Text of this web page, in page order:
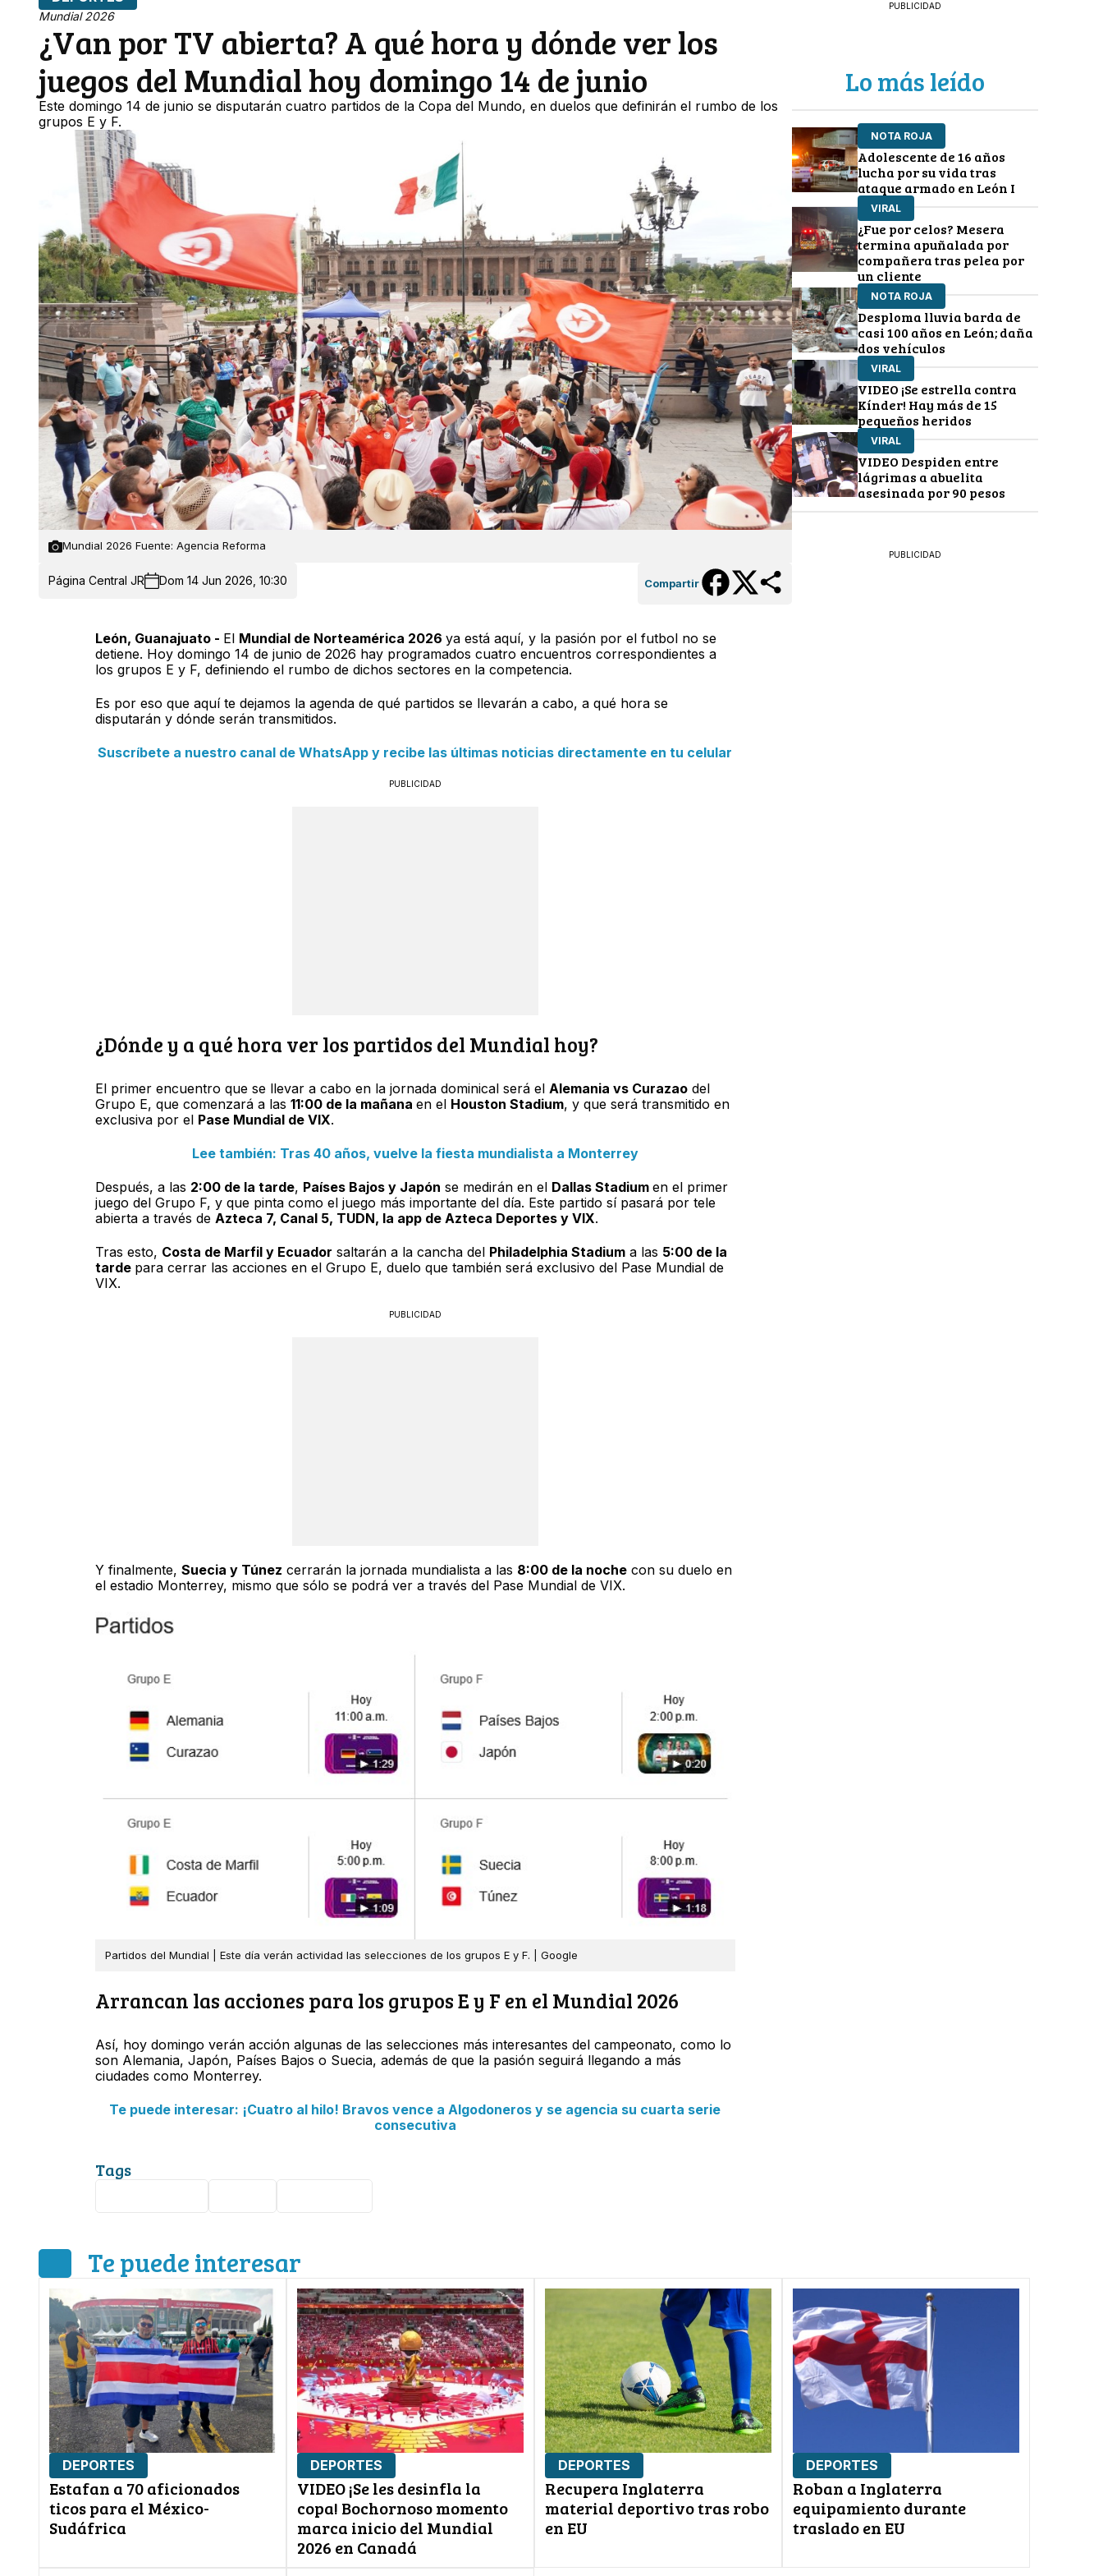
Mundial 2026
¿Van por TV abierta? A qué hora y dónde ver los
juegos del Mundial hoy domingo 14 de junio
Este domingo 14 de junio se disputarán cuatro partidos de la Copa del Mundo, en duelos que definirán el rumbo de los
grupos E y F.
Mundial 2026 Fuente: Agencia Reforma
Página Central JR Dom 14 Jun 2026, 10:30 Compartir
León, Guanajuato - El Mundial de Norteamérica 2026 ya está aquí, y la pasión por el futbol no se
detiene. Hoy domingo 14 de junio de 2026 hay programados cuatro encuentros correspondientes a
los grupos E y F, definiendo el rumbo de dichos sectores en la competencia.
Es por eso que aquí te dejamos la agenda de qué partidos se llevarán a cabo, a qué hora se
disputarán y dónde serán transmitidos.
Suscríbete a nuestro canal de WhatsApp y recibe las últimas noticias directamente en tu celular
PUBLICIDAD
¿Dónde y a qué hora ver los partidos del Mundial hoy?
El primer encuentro que se llevar a cabo en la jornada dominical será el Alemania vs Curazaodel
Grupo E, que comenzará a las 11:00 de la mañana en el Houston Stadium, y que será transmitido en
exclusiva por el Pase Mundial de VIX.
Lee también: Tras 40 años, vuelve la fiesta mundialista a Monterrey
Después, a las 2:00 de la tarde, Países Bajos y Japón se medirán en el Dallas Stadium en el primer
juego del Grupo F, y que pinta como el juego más importante del día. Este partido sí pasará por tele
abierta a través de Azteca 7, Canal 5, TUDN, la app de Azteca Deportes y VIX.
Tras esto, Costa de Marfil y Ecuador saltarán a la cancha del Philadelphia Stadiuma las 5:00 de la
tarde para cerrar las acciones en el Grupo E, duelo que también será exclusivo del Pase Mundial de
VIX.
PUBLICIDAD
Y finalmente, Suecia y Túnez cerrarán la jornada mundialista a las 8:00 de la nochecon su duelo en
el estadio Monterrey, mismo que sólo se podrá ver a través del Pase Mundial de VIX.
Partidos del Mundial | Este día verán actividad las selecciones de los grupos E y F. | Google
Arrancan las acciones para los grupos E y F en el Mundial 2026
Así, hoy domingo verán acción algunas de las selecciones más interesantes del campeonato, como lo
son Alemania, Japón, Países Bajos o Suecia, además de que la pasión seguirá llegando a más
ciudades como Monterrey.
Te puede interesar: ¡Cuatro al hilo! Bravos vence a Algodoneros y se agencia su cuarta serie
consecutiva
Tags
PUBLICIDAD
Lo más leído
NOTA ROJA
Adolescente de 16 años
lucha por su vida tras
ataque armado en León I
VIRAL
¿Fue por celos? Mesera
termina apuñalada por
compañera tras pelea por
un cliente
NOTA ROJA
Desploma lluvia barda de
casi 100 años en León; daña
dos vehículos
VIRAL
VIDEO ¡Se estrella contra
Kínder! Hay más de 15
pequeños heridos
VIRAL
VIDEO Despiden entre
lágrimas a abuelita
asesinada por 90 pesos
PUBLICIDAD
Te puede interesar
DEPORTES
Estafan a 70 aficionados
ticos para el México-
Sudáfrica
DEPORTES
VIDEO ¡Se les desinfla la
copa! Bochornoso momento
marca inicio del Mundial
2026 en Canadá
DEPORTES
Recupera Inglaterra
material deportivo tras robo
en EU
DEPORTES
Roban a Inglaterra
equipamiento durante
traslado en EU